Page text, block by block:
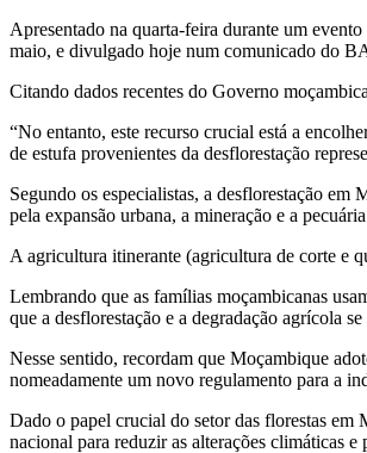
Apresentado na quarta-feira durante um
maio, e divulgado hoje num comunicado do
Citando dados recentes do Governo
“No entanto, este recurso crucial está a
de estufa provenientes da desflorestação
Segundo os especialistas, a desflorestação
pela expansão urbana, a mineração e a
A agricultura itinerante (agricultura de corte e
Lembrando que as famílias moçambicanas
que a desflorestação e a degradação agrícola
Nesse sentido, recordam que Moçambique
nomeadamente um novo regulamento para a
Dado o papel crucial do setor das florestas em
nacional para reduzir as alterações climáticas